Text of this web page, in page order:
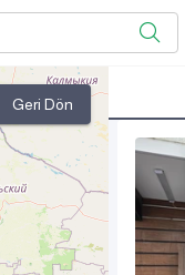
Geri Dön